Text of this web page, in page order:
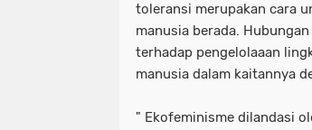
toleransi merupakan cara
manusia berada.
terhadap pengelolaaan
manusia dalam kaitannya
" Ekofeminisme dilandasi